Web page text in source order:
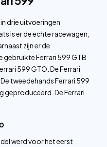
drie uitvoeringen
is er de echte racewagen,
zijn er de
gebruikte Ferrari 599 GTB
599 GTO. De Ferrari
. De tweedehands Ferrari 599
geproduceerd. De Ferrari
werd voor het eerst